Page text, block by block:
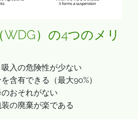
）の4つのメリ
入の危険性が少ない
含有できる（最大90%）
おそれがない
の廃棄が楽である